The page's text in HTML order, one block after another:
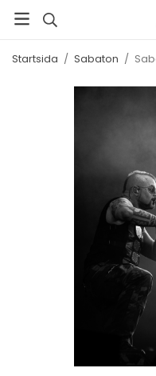
Startsida / Sabaton /